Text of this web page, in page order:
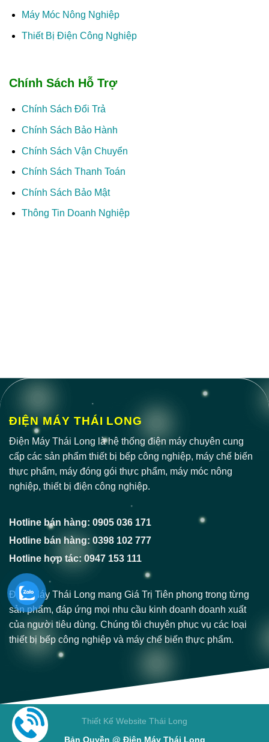
Máy Móc Nông Nghiệp
Thiết Bị Điện Công Nghiệp
Chính Sách Hỗ Trợ
Chính Sách Đổi Trả
Chính Sách Bảo Hành
Chính Sách Vận Chuyển
Chính Sách Thanh Toán
Chính Sách Bảo Mật
Thông Tin Doanh Nghiệp
ĐIỆN MÁY THÁI LONG
Điện Máy Thái Long là hệ thống điện máy chuyên cung
cấp các sản phẩm thiết bị bếp công nghiệp, máy chế biến
thực phẩm, máy đóng gói thực phẩm, máy móc nông
nghiệp, thiết bị điện công nghiệp.
Hotline bán hàng: 0905 036 171
Hotline bán hàng: 0398 102 777
Hotline hợp tác: 0947 153 111
Điện Máy Thái Long mang Giá Trị Tiên phong trong từng
sản phẩm, đáp ứng mọi nhu cầu kinh doanh doanh xuất
của người tiêu dùng. Chúng tôi chuyên phục vụ các loại
thiết bị bếp công nghiệp và máy chế biến thực phẩm.
Thiết Kế Website Thái Long
Bản Quyền @ Điện Máy Thái Long